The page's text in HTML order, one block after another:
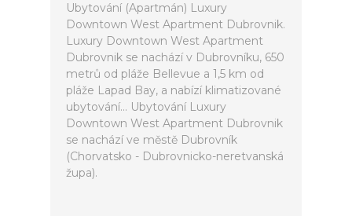
Ubytování (Apartmán) Luxury
Downtown West Apartment Dubrovnik.
Luxury Downtown West Apartment
Dubrovnik se nachází v Dubrovníku, 650
metrů od pláže Bellevue a 1,5 km od
pláže Lapad Bay, a nabízí klimatizované
ubytování... Ubytování Luxury
Downtown West Apartment Dubrovnik
se nachází ve městě Dubrovník
(Chorvatsko - Dubrovnicko-neretvanská
župa).